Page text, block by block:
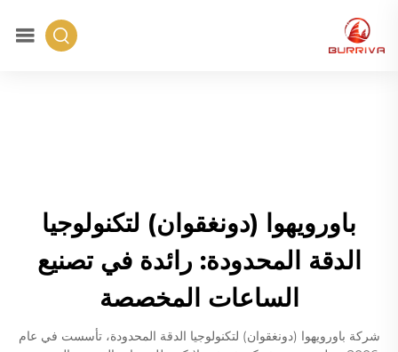
باورويهوا (دونغقوان) لتكنولوجيا
الدقة المحدودة: رائدة في تصنيع
الساعات المخصصة
شركة باورويهوا (دونغقوان) لتكنولوجيا الدقة المحدودة، تأسست في عام